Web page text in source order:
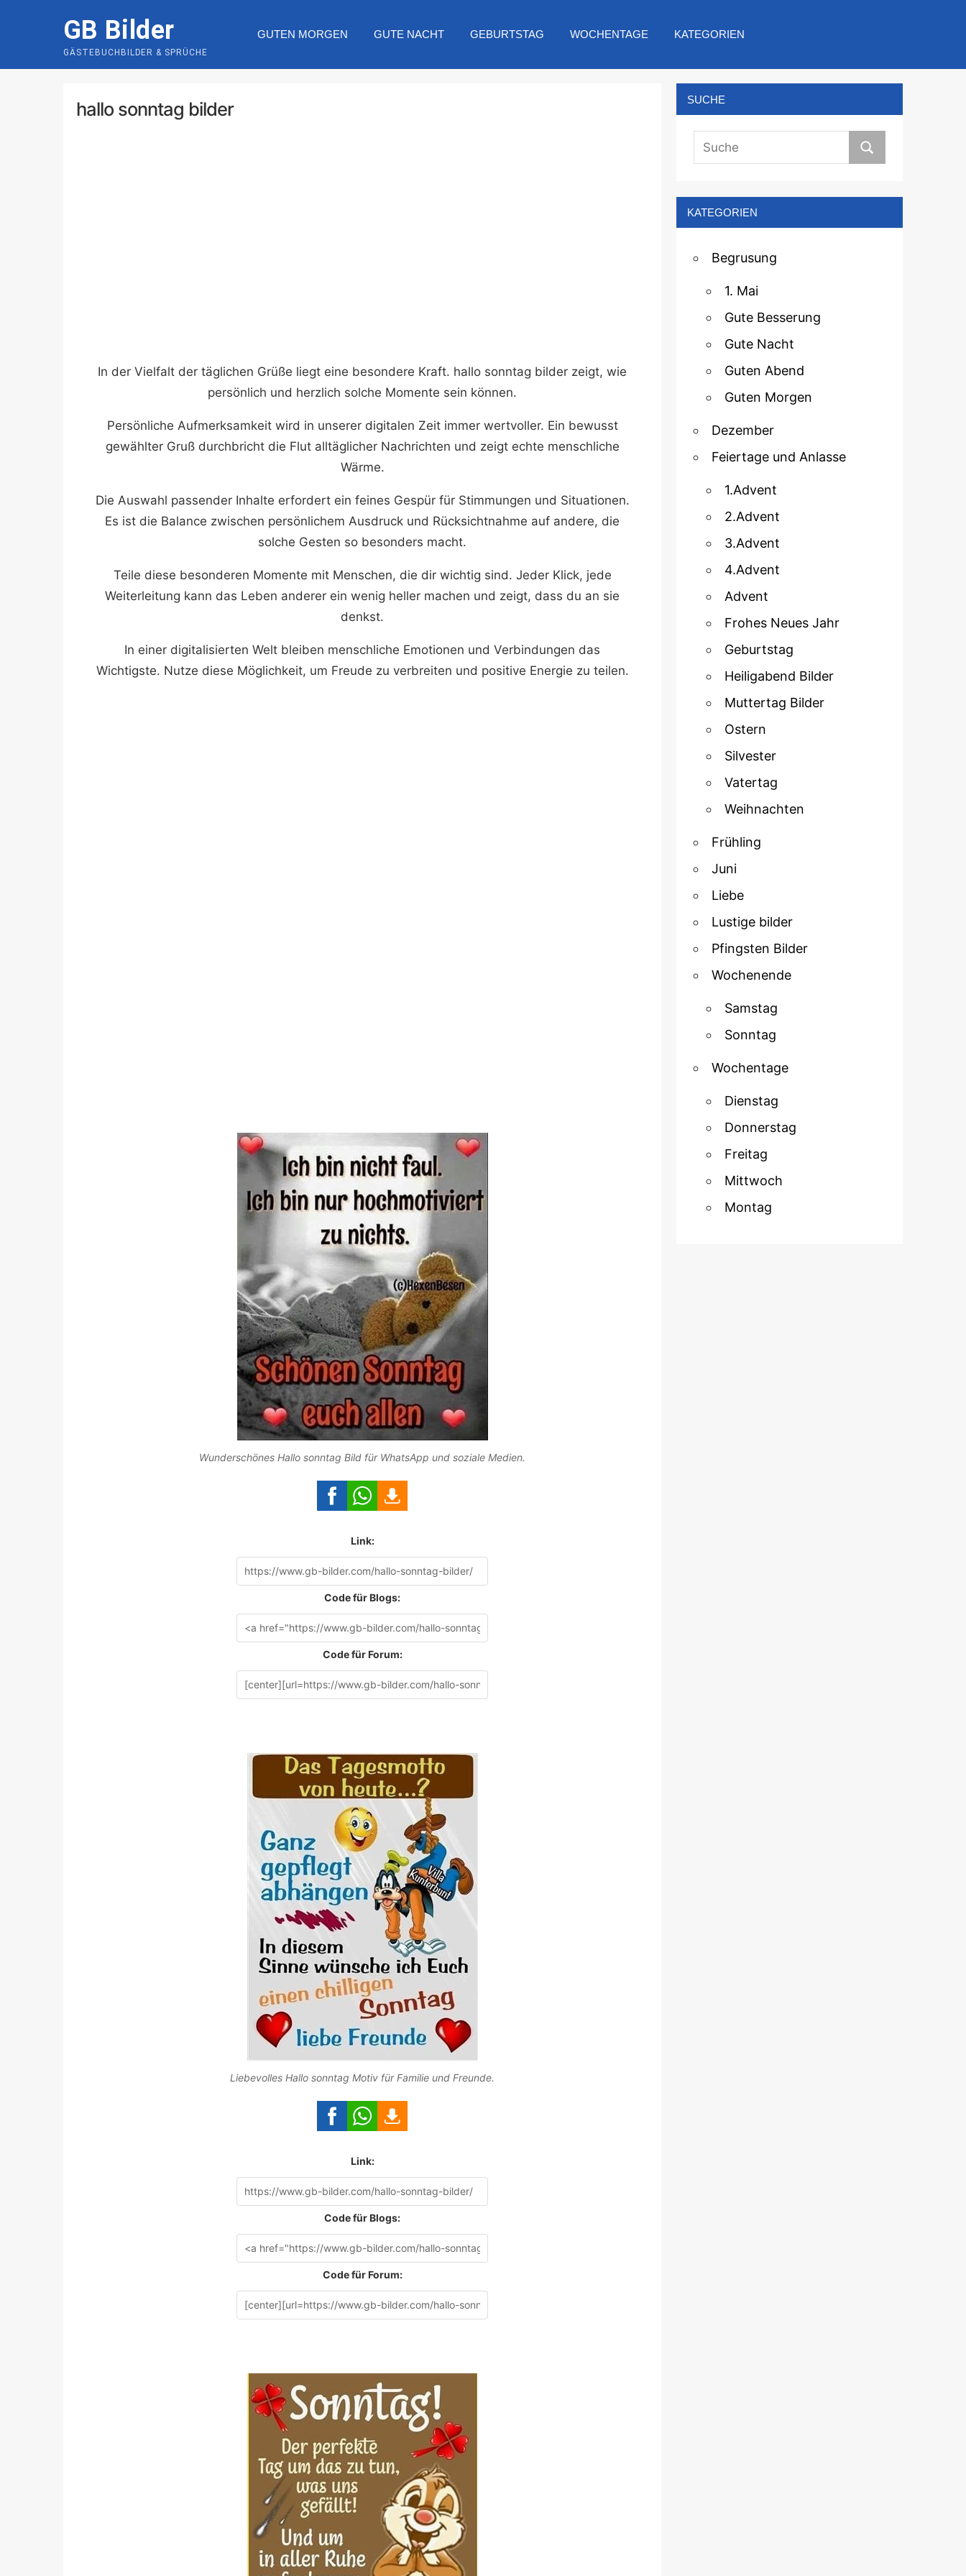
GB Bilder
GÄSTEBUCHBILDER & SPRÜCHE
GUTEN MORGEN GUTE NACHT GEBURTSTAG WOCHENTAGE KATEGORIEN
hallo sonntag bilder
In der Vielfalt der täglichen Grüße liegt eine besondere Kraft. hallo sonntag bilder zeigt, wie
persönlich und herzlich solche Momente sein können.
Persönliche Aufmerksamkeit wird in unserer digitalen Zeit immer wertvoller. Ein bewusst
gewählter Gruß durchbricht die Flut alltäglicher Nachrichten und zeigt echte menschliche
Wärme.
Die Auswahl passender Inhalte erfordert ein feines Gespür für Stimmungen und Situationen.
Es ist die Balance zwischen persönlichem Ausdruck und Rücksichtnahme auf andere, die
solche Gesten so besonders macht.
Teile diese besonderen Momente mit Menschen, die dir wichtig sind. Jeder Klick, jede
Weiterleitung kann das Leben anderer ein wenig heller machen und zeigt, dass du an sie
denkst.
In einer digitalisierten Welt bleiben menschliche Emotionen und Verbindungen das
Wichtigste. Nutze diese Möglichkeit, um Freude zu verbreiten und positive Energie zu teilen.
Wunderschönes Hallo sonntag Bild für WhatsApp und soziale Medien.
Link:
Code für Blogs:
Code für Forum:
Liebevolles Hallo sonntag Motiv für Familie und Freunde.
Link:
Code für Blogs:
Code für Forum:
SUCHE
KATEGORIEN
Begrusung
1. Mai
Gute Besserung
Gute Nacht
Guten Abend
Guten Morgen
Dezember
Feiertage und Anlasse
1.Advent
2.Advent
3.Advent
4.Advent
Advent
Frohes Neues Jahr
Geburtstag
Heiligabend Bilder
Muttertag Bilder
Ostern
Silvester
Vatertag
Weihnachten
Frühling
Juni
Liebe
Lustige bilder
Pfingsten Bilder
Wochenende
Samstag
Sonntag
Wochentage
Dienstag
Donnerstag
Freitag
Mittwoch
Montag